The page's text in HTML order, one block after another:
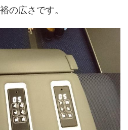
の広さです。